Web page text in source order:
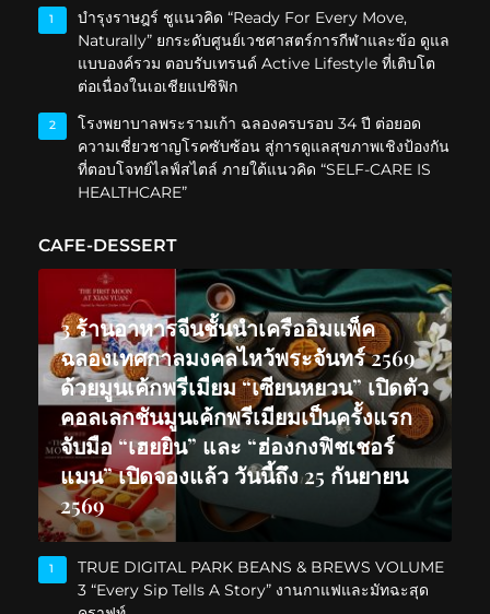
1
บำรุงราษฎร์ ชูแนวคิด “Ready For Every Move,
Naturally” ยกระดับศูนย์เวชศาสตร์การกีฬาและข้อ ดูแล
แบบองค์รวม ตอบรับเทรนด์ Active Lifestyle ที่เติบโต
ต่อเนื่องในเอเชียแปซิฟิก
2
โรงพยาบาลพระรามเก้า ฉลองครบรอบ 34 ปี ต่อยอด
ความเชี่ยวชาญโรคซับซ้อน สู่การดูแลสุขภาพเชิงป้องกัน
ที่ตอบโจทย์ไลฟ์สไตล์ ภายใต้แนวคิด “SELF-CARE IS
HEALTHCARE”
CAFE-DESSERT
3 ร้านอาหารจีนชั้นนำเครืออิมแพ็ค
ฉลองเทศกาลมงคลไหว้พระจันทร์ 2569
ด้วยมูนเค้กพรีเมียม “เซียนหยวน” เปิดตัว
คอลเลกชันมูนเค้กพรีเมียมเป็นครั้งแรก
จับมือ “เฮยยิน” และ “ฮ่องกงฟิชเชอร์
แมน” เปิดจองแล้ว วันนี้ถึง 25 กันยายน
2569
1
TRUE DIGITAL PARK BEANS & BREWS VOLUME
3 “Every Sip Tells A Story” งานกาแฟและมัทฉะสุด